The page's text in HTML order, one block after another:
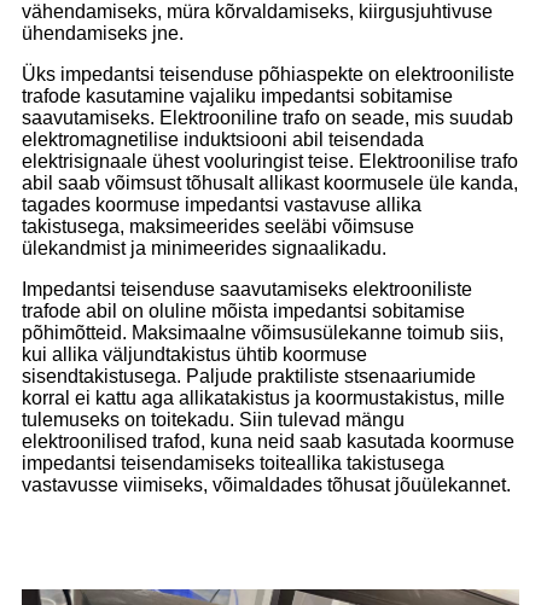
vähendamiseks, müra kõrvaldamiseks, kiirgusjuhtivuse
ühendamiseks jne.
Üks impedantsi teisenduse põhiaspekte on elektrooniliste
trafode kasutamine vajaliku impedantsi sobitamise
saavutamiseks. Elektrooniline trafo on seade, mis suudab
elektromagnetilise induktsiooni abil teisendada
elektrisignaale ühest vooluringist teise. Elektroonilise trafo
abil saab võimsust tõhusalt allikast koormusele üle kanda,
tagades koormuse impedantsi vastavuse allika
takistusega, maksimeerides seeläbi võimsuse
ülekandmist ja minimeerides signaalikadu.
Impedantsi teisenduse saavutamiseks elektrooniliste
trafode abil on oluline mõista impedantsi sobitamise
põhimõtteid. Maksimaalne võimsusülekanne toimub siis,
kui allika väljundtakistus ühtib koormuse
sisendtakistusega. Paljude praktiliste stsenaariumide
korral ei kattu aga allikatakistus ja koormustakistus, mille
tulemuseks on toitekadu. Siin tulevad mängu
elektroonilised trafod, kuna neid saab kasutada koormuse
impedantsi teisendamiseks toiteallika takistusega
vastavusse viimiseks, võimaldades tõhusat jõuülekannet.